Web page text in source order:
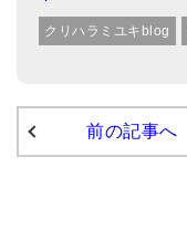
クリハラミユキblog
前の記事へ